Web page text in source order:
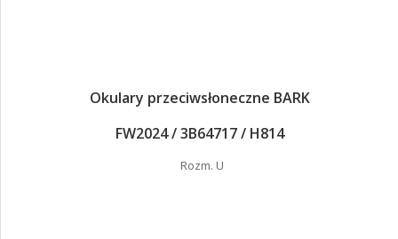
Okulary przeciwsłoneczne BARK
FW2024 / 3B64717 / H814
Rozm. U